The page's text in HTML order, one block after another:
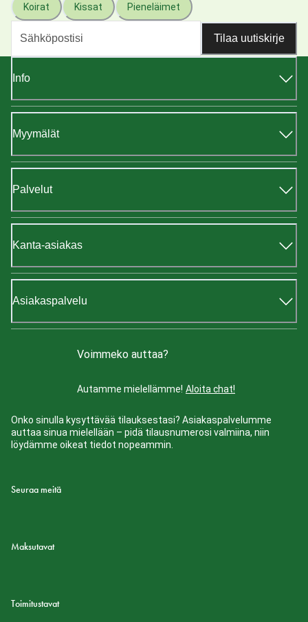
Koirat Kissat Pieneläimet
Tilaa uutiskirje
Info
Myymälät
Palvelut
Kanta-asiakas
Asiakaspalvelu
Voimmeko auttaa?
Autamme mielellämme! Aloita chat!
Onko sinulla kysyttävää tilauksestasi? Asiakaspalvelumme
auttaa sinua mielellään – pidä tilausnumerosi valmiina, niin
löydämme oikeat tiedot nopeammin.
Seuraa meitä
Maksutavat
Toimitustavat